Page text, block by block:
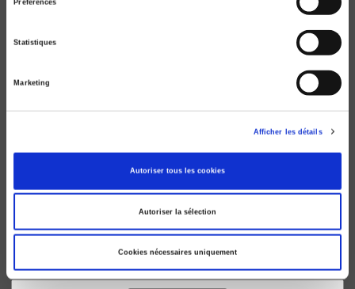
Préférences
Statistiques
Marketing
Afficher les détails
Autoriser tous les cookies
Autoriser la sélection
Cookies nécessaires uniquement
La France dans les comparaisons internationales
Guide d'accès aux grandes enquêtes statistiques en
Alain Chenu, Laurent Lesnard